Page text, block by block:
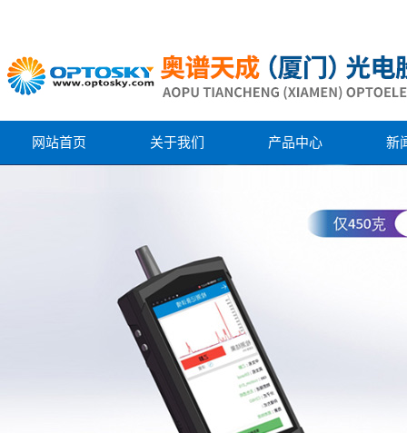
网站首页 关于我们 产品中心 新